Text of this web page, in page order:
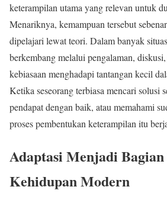
keterampilan utama yang relevan untuk
Menariknya, kemampuan tersebut
dipelajari lewat teori. Dalam banyak
berkembang melalui pengalaman,
kebiasaan menghadapi tantangan kecil
Ketika seseorang terbiasa mencari solusi
pendapat dengan baik, atau memahami
proses pembentukan keterampilan itu
Adaptasi Menjadi
Kehidupan Modern